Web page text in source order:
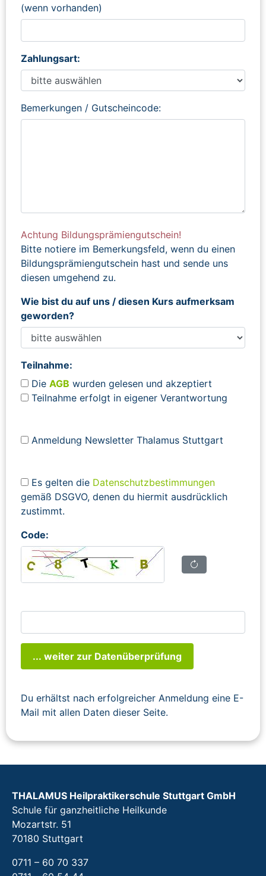
(wenn vorhanden)
Zahlungsart:
Bemerkungen / Gutscheincode:
Achtung Bildungsprämiengutschein!
Bitte notiere im Bemerkungsfeld, wenn du einen
Bildungsprämiengutschein hast und sende uns
diesen umgehend zu.
Wie bist du auf uns / diesen Kurs aufmerksam
geworden?
Teilnahme:
Die AGB wurden gelesen und akzeptiert
Teilnahme erfolgt in eigener Verantwortung
Anmeldung Newsletter Thalamus Stuttgart
Es gelten die Datenschutzbestimmungen
gemäß DSGVO, denen du hiermit ausdrücklich
zustimmt.
Code:
... weiter zur Datenüberprüfung
Du erhältst nach erfolgreicher Anmeldung eine E-
Mail mit allen Daten dieser Seite.
THALAMUS Heilpraktikerschule Stuttgart GmbH
Schule für ganzheitliche Heilkunde
Mozartstr. 51
70180 Stuttgart
0711 – 60 70 337